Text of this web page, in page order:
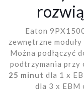
Eaton
zewnętrzne
Można podłączyć
podtrzymania przy
25 minut dla 1 x
dla 3 x EBM